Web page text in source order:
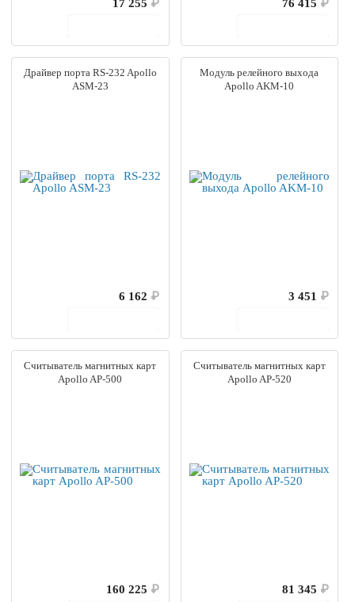
17 255 ₽
76 415 ₽
Драйвер порта RS-232 Apollo
ASM-23
6 162 ₽
Модуль релейного выхода
Apollo AKM-10
3 451 ₽
Считыватель магнитных карт
Apollo AP-500
160 225 ₽
Считыватель магнитных карт
Apollo AP-520
81 345 ₽